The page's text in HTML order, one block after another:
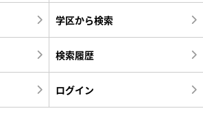
学区から検索
検索履歴
ログイン